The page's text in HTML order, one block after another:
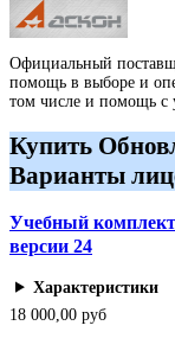
Официальный
помощь в выборе и
том числе и помощь с
Купить
Варианты
Учебный
версии 24
Характеристики
18 000,00 руб